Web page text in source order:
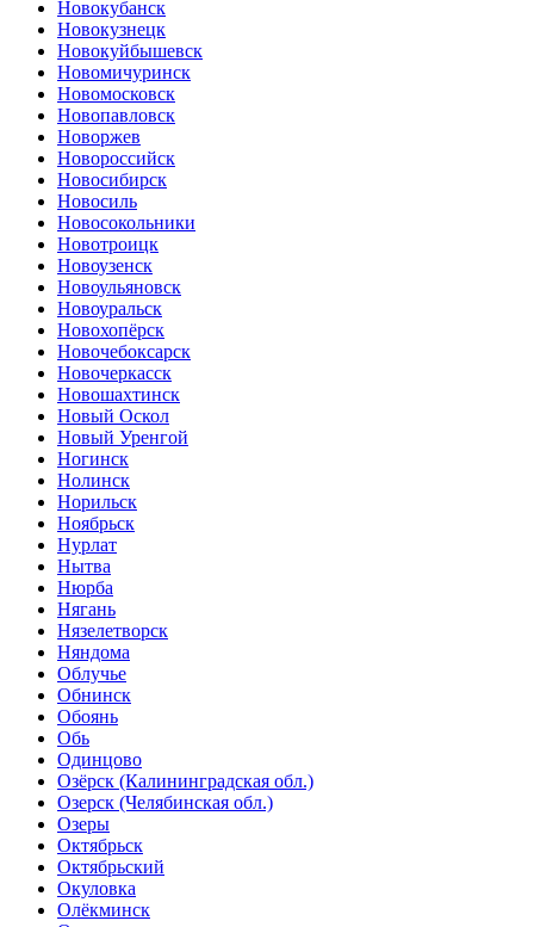
Новокубанск
Новокузнецк
Новокуйбышевск
Новомичуринск
Новомосковск
Новопавловск
Новоржев
Новороссийск
Новосибирск
Новосиль
Новосокольники
Новотроицк
Новоузенск
Новоульяновск
Новоуральск
Новохопёрск
Новочебоксарск
Новочеркасск
Новошахтинск
Новый Оскол
Новый Уренгой
Ногинск
Нолинск
Норильск
Ноябрьск
Нурлат
Нытва
Нюрба
Нягань
Нязелетворск
Няндома
Облучье
Обнинск
Обоянь
Обь
Одинцово
Озёрск (Калининградская обл.)
Озерск (Челябинская обл.)
Озеры
Октябрьск
Октябрьский
Окуловка
Олёкминск